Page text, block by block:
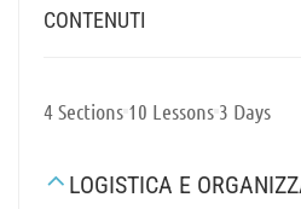
CONTENUTI
4 Sections 10 Lessons 3 Days
LOGISTICA E